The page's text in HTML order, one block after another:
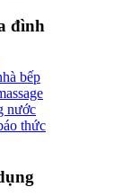
đình
bếp
nước
thức